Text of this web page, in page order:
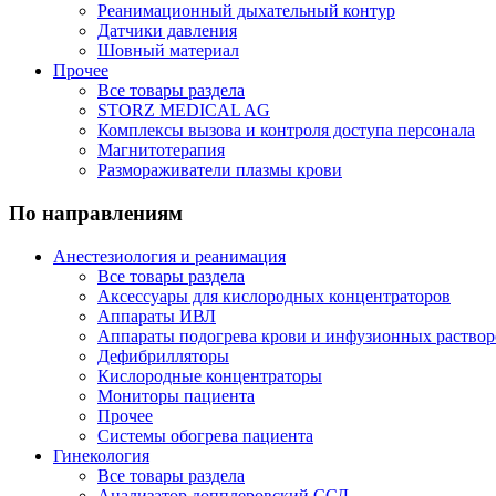
Реанимационный дыхательный контур
Датчики давления
Шовный материал
Прочее
Все товары раздела
STORZ MEDICAL AG
Комплексы вызова и контроля доступа персонала
Магнитотерапия
Размораживатели плазмы крови
По направлениям
Анестезиология и реанимация
Все товары раздела
Аксессуары для кислородных концентраторов
Аппараты ИВЛ
Аппараты подогрева крови и инфузионных
Дефибрилляторы
Кислородные концентраторы
Мониторы пациента
Прочее
Системы обогрева пациента
Гинекология
Все товары раздела